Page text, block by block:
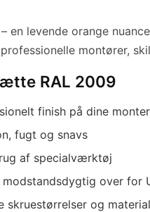
– en levende orange
montører,
RAL 2009
finish på dine
fugt og snavs
af specialværktøj
over for
skruestørrelser og